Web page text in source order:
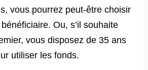
vous pourrez peut-être choisir
Ou, s’il souhaite
vous disposez de 35 ans
utiliser les fonds.